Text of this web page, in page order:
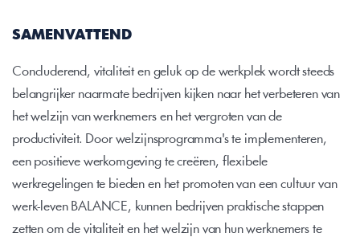
SAMENVATTEND
Concluderend, vitaliteit en geluk op de werkplek wordt steeds
belangrijker naarmate bedrijven kijken naar het verbeteren van
het welzijn van werknemers en het vergroten van de
productiviteit. Door welzijnsprogramma's te implementeren,
een positieve werkomgeving te creëren, flexibele
werkregelingen te bieden en het promoten van een cultuur van
werk-leven BALANCE, kunnen bedrijven praktische stappen
zetten om de vitaliteit en het welzijn van hun werknemers te